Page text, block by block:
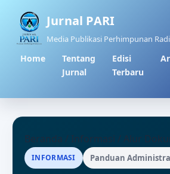
Jurnal PARI
Media Publikasi Perhimpunan
Home
Tentang
Jurnal
Edisi
Terbaru
Beranda / Informasi / Alur
INFORMASI Panduan